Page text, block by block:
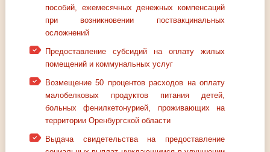
пособий, ежемесячных денежных компенсаций
при возникновении поствакцинальных
осложнений
Предоставление субсидий на оплату жилых
помещений и коммунальных услуг
Возмещение 50 процентов расходов на оплату
малобелковых продуктов питания детей,
больных фенилкетонурией, проживающих на
территории Оренбургской области
Выдача свидетельства на предоставление